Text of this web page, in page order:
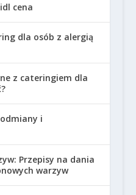
cena
dla osób z alergią
z cateringiem dla
i
Przepisy na dania
warzyw